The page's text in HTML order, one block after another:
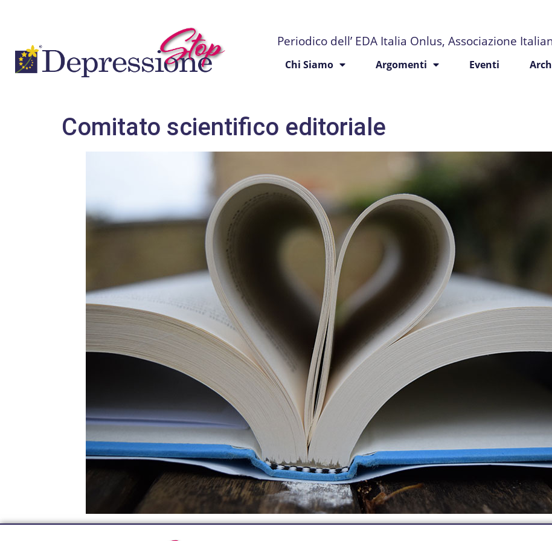
Periodico dell’ EDA Italia Onlus, Associazione
Chi Siamo Argomenti Eventi
Comitato scientifico editoriale